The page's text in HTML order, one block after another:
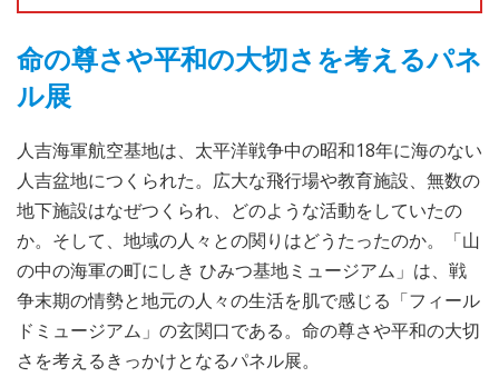
命の尊さや平和の大切さを考えるパネ
ル展
人吉海軍航空基地は、太平洋戦争中の昭和18年に海のない
人吉盆地につくられた。広大な飛行場や教育施設、無数の
地下施設はなぜつくられ、どのような活動をしていたの
か。そして、地域の人々との関りはどうたったのか。「山
の中の海軍の町にしき ひみつ基地ミュージアム」は、戦
争末期の情勢と地元の人々の生活を肌で感じる「フィール
ドミュージアム」の玄関口である。命の尊さや平和の大切
さを考えるきっかけとなるパネル展。